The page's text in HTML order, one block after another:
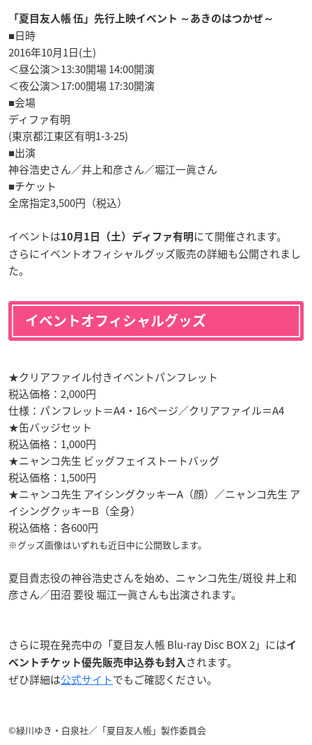
「夏目友人帳 伍」先行上映イベント ～あきのはつかぜ～
■日時
2016年10月1日(土)
＜昼公演＞13:30開場 14:00開演
＜夜公演＞17:00開場 17:30開演
■会場
ディファ有明
(東京都江東区有明1-3-25)
■出演
神谷浩史さん／井上和彦さん／堀江一眞さん
■チケット
全席指定3,500円（税込）
イベントは10月1日（土）ディファ有明 にて開催されます。
さらにイベントオフィシャルグッズ販売の詳細も公開されまし
た。
イベントオフィシャルグッズ
★クリアファイル付きイベントパンフレット
税込価格：2,000円
仕様：パンフレット＝A4・16ページ／クリアファイル＝A4
★缶バッジセット
税込価格：1,000円
★ニャンコ先生 ビッグフェイストートバッグ
税込価格：1,500円
★ニャンコ先生 アイシングクッキーA（顔）／ニャンコ先生 ア
イシングクッキーB（全身）
税込価格：各600円
※グッズ画像はいずれも近日中に公開致します。
夏目貴志役の神谷浩史さんを始め、ニャンコ先生/斑役 井上和
彦さん／田沼 要役 堀江一眞さんも出演されます。
さらに現在発売中の「夏目友人帳 Blu-ray Disc BOX 2」にはイ
ベントチケット優先販売申込券も封入 されます。
ぜひ詳細は公式サイトでもご確認ください。
©緑川ゆき・白泉社／「夏目友人帳」製作委員会